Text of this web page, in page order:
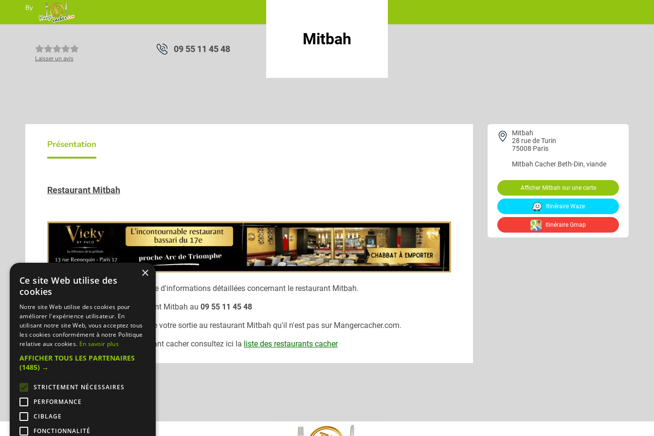
By
Mitbah
09 55 11 45 48
Laisser un avis
Mitbah
28 rue de Turin
75008 Paris
Mitbah Cacher Beth-Din, viande
Afficher Mitbah sur une carte
Itinéraire Waze
Itinéraire Gmap
Présentation
Restaurant Mitbah
Désolé, nous n'avons pas encore d'informations détaillées concernant le restaurant Mitbah.
Vous pouvez joindre le restaurant Mitbah au 09 55 11 45 48
N'oubliez pas de préciser lors de votre sortie au restaurant Mitbah qu'il n'est pas sur Mangercacher.com.
Pour consulter un autre restaurant cacher consultez ici la liste des restaurants cacher
×
Ce site Web utilise des
cookies
Notre site Web utilise des cookies pour
améliorer l'expérience utilisateur. En
utilisant notre site Web, vous acceptez tous
les cookies conformément à notre Politique
relative aux cookies. En savoir plus
AFFICHER TOUS LES PARTENAIRES
(1485) →
STRICTEMENT NÉCESSAIRES
PERFORMANCE
CIBLAGE
FONCTIONNALITÉ